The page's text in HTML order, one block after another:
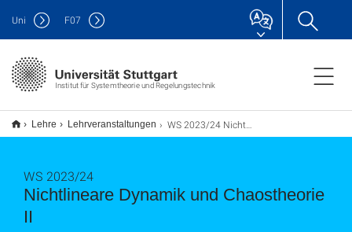
Institut für Systemtheorie und Regelungstechnik
Uni F07
Lehre Lehrveranstaltungen WS 2023/24 Nichtlineare Dynamik und Chaostheorie II
Nichtlineare Dynamik und Chaostheorie
II
WS 2023/24